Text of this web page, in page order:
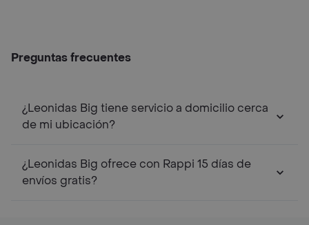
Preguntas frecuentes
¿Leonidas Big tiene servicio a domicilio cerca
de mi ubicación?
¿Leonidas Big ofrece con Rappi 15 días de
envíos gratis?